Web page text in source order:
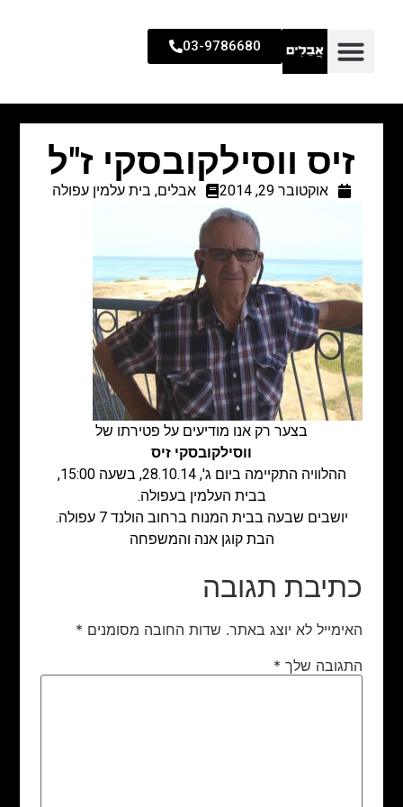
03-9786680
זיס ווסילקובסקי ז"ל
אוקטובר 29, 2014 אבלים, בית עלמין עפולה
בצער רק אנו מודיעים על פטירתו של
ווסילקובסקי זיס
ההלוויה התקיימה ביום ג', 28.10.14, בשעה 15:00,
בבית העלמין בעפולה.
יושבים שבעה בבית המנוח ברחוב הולנד 7 עפולה.
הבת קוגן אנה והמשפחה
כתיבת תגובה
האימייל לא יוצג באתר. שדות החובה מסומנים *
התגובה שלך *